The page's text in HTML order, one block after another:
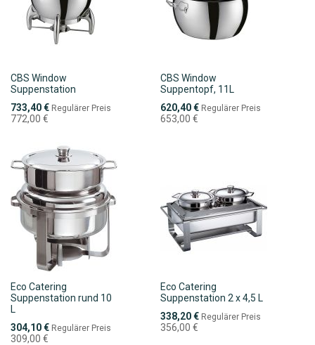
CBS Window
Suppenstation
Sonderpreis
733,40 € Regulärer Preis
772,00 €
CBS Window
Suppentopf, 11L
Sonderpreis
620,40 € Regulärer Preis
653,00 €
Eco Catering
Suppenstation rund 10
L
Sonderpreis
304,10 € Regulärer Preis
309,00 €
Eco Catering
Suppenstation 2 x 4,5 L
Sonderpreis
338,20 € Regulärer Preis
356,00 €